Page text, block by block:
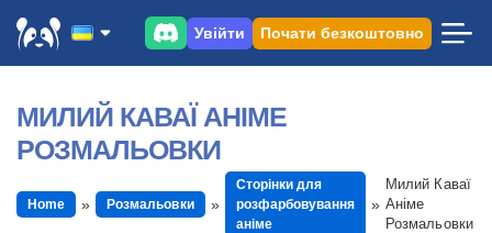
Увійти Почати безкоштовно
МИЛИЙ КАВАЇ АНІМЕ
РОЗМАЛЬОВКИ
Home Розмальовки
Сторінки для
розфарбовування
аніме
Милий Каваї
Аніме
Розмальовки